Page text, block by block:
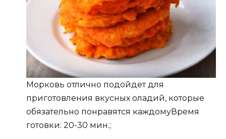
Морковь отлично подойдет для
приготовления вкусных оладий, которые
обязательно понравятся каждомуВремя
готовки: 20-30 мин.;